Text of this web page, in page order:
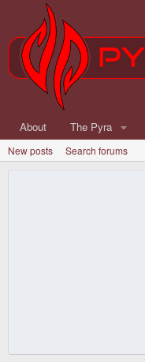
About The Pyra
New posts Search forums